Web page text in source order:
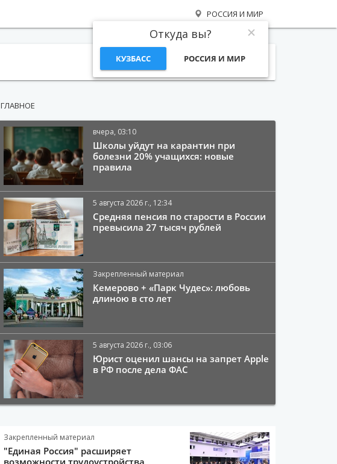
РОССИЯ И МИР
Откуда вы?
КУЗБАСС РОССИЯ И МИР
ГЛАВНОЕ
вчера, 03:10
Школы уйдут на карантин при
болезни 20% учащихся: новые
правила
5 августа 2026 г., 12:34
Средняя пенсия по старости в России
превысила 27 тысяч рублей
Закрепленный материал
Кемерово + «Парк Чудес»: любовь
длиною в сто лет
5 августа 2026 г., 03:06
Юрист оценил шансы на запрет Apple
в РФ после дела ФАС
Закрепленный материал
"Единая Россия" расширяет
возможности трудоустройства